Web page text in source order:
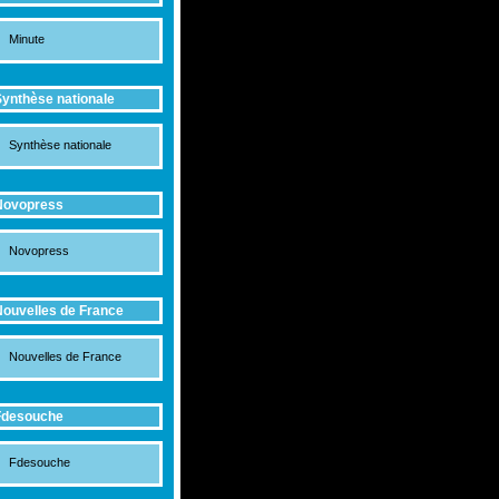
Minute
nationale
Synthèse nationale
Novopress
de France
Nouvelles de France
Fdesouche